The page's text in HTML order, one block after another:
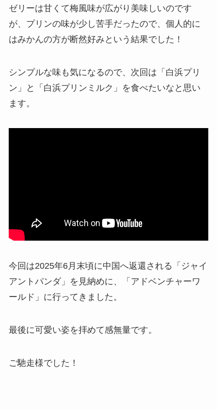
ゼリーは甘くて梅風味が広がり美味しいのです
が、プリンの味が少し苦手だったので、個人的に
はみかんの方が断然好みという結果でした！
シンプルな味も気になるので、次回は「白浜プリ
ン」と「白浜プリンミルク」を食べたいなと思い
ます。
今回は2025年6月末頃に中国へ返還される「ジャイ
アントパンダ」を見納めに、「アドベンチャーワ
ールド」に行ってきました。
最後に可愛い姿を拝めて感無量です。
ご馳走様でした！